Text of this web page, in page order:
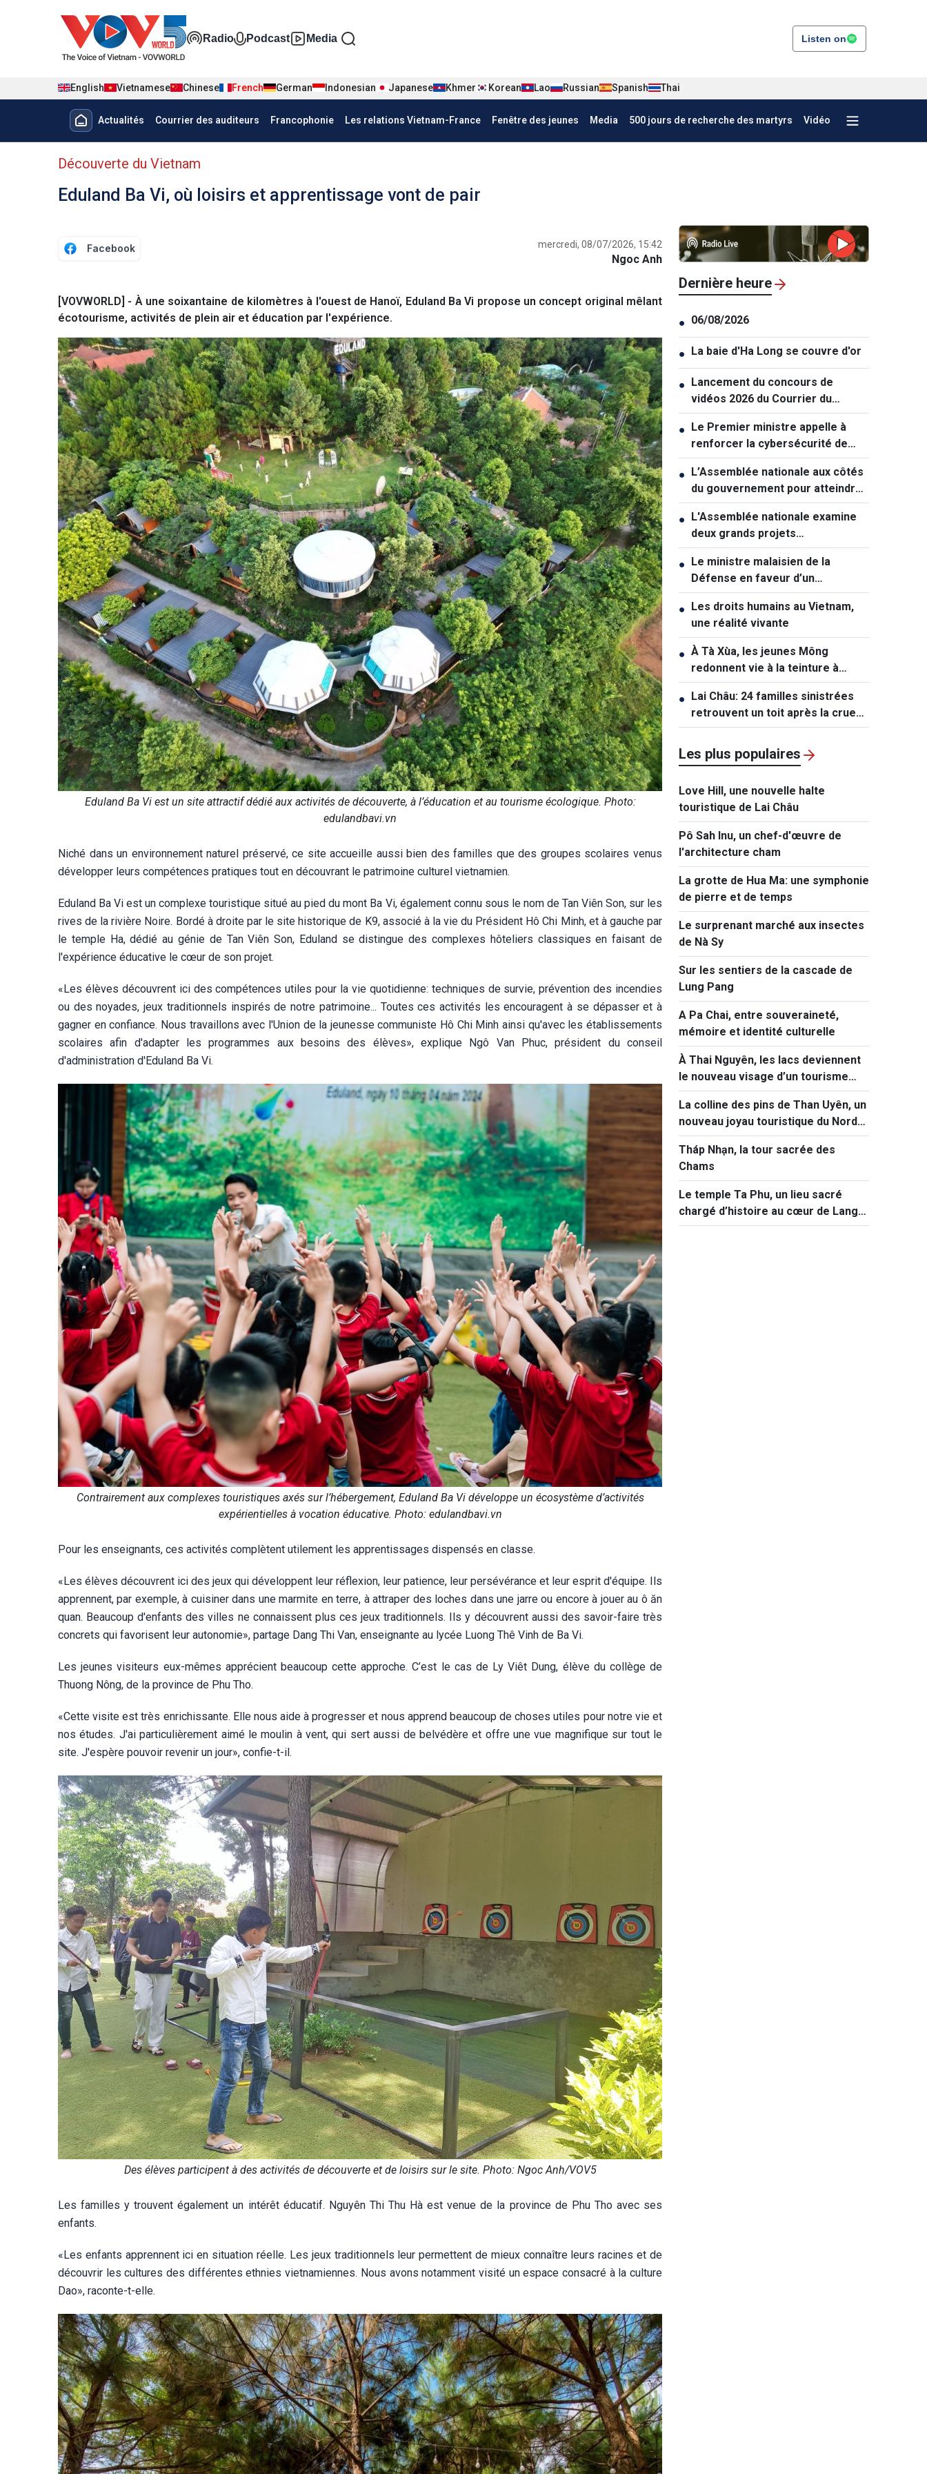
Đa phương tiện tiếng Pháp
Radio Podcast Media Listen on
English Vietnamese Chinese French German Indonesian Japanese Khmer Korean Lao Russian Spanish Thai
Menu trang chủ tiếng Pháp
Actualités Courrier des auditeurs Francophonie Les relations Vietnam-France Fenêtre des jeunes Media 500 jours de recherche des martyrs Vidéo
menu phụ tiếng Pháp
Découverte du Vietnam
Eduland Ba Vi, où loisirs et apprentissage vont de pair
Facebook mercredi, 08/07/2026, 15:42
Ngoc Anh
[VOVWORLD] - À une soixantaine de kilomètres à l'ouest de Hanoï, Eduland Ba Vi propose un concept original mêlant
écotourisme, activités de plein air et éducation par l'expérience.
Eduland Ba Vi est un site attractif dédié aux activités de découverte, à l’éducation et au tourisme écologique. Photo:
edulandbavi.vn
Niché dans un environnement naturel préservé, ce site accueille aussi bien des familles que des groupes scolaires venus
développer leurs compétences pratiques tout en découvrant le patrimoine culturel vietnamien.
Eduland Ba Vi est un complexe touristique situé au pied du mont Ba Vi, également connu sous le nom de Tan Viên Son, sur les
rives de la rivière Noire. Bordé à droite par le site historique de K9, associé à la vie du Président Hô Chi Minh, et à gauche par
le temple Ha, dédié au génie de Tan Viên Son, Eduland se distingue des complexes hôteliers classiques en faisant de
l'expérience éducative le cœur de son projet.
«Les élèves découvrent ici des compétences utiles pour la vie quotidienne: techniques de survie, prévention des incendies
ou des noyades, jeux traditionnels inspirés de notre patrimoine... Toutes ces activités les encouragent à se dépasser et à
gagner en confiance. Nous travaillons avec l'Union de la jeunesse communiste Hô Chi Minh ainsi qu'avec les établissements
scolaires afin d'adapter les programmes aux besoins des élèves», explique Ngô Van Phuc, président du conseil
d'administration d'Eduland Ba Vi.
Contrairement aux complexes touristiques axés sur l’hébergement, Eduland Ba Vi développe un écosystème d’activités
expérientielles à vocation éducative. Photo: edulandbavi.vn
Pour les enseignants, ces activités complètent utilement les apprentissages dispensés en classe.
«Les élèves découvrent ici des jeux qui développent leur réflexion, leur patience, leur persévérance et leur esprit d'équipe. Ils
apprennent, par exemple, à cuisiner dans une marmite en terre, à attraper des loches dans une jarre ou encore à jouer au ô ăn
quan. Beaucoup d'enfants des villes ne connaissent plus ces jeux traditionnels. Ils y découvrent aussi des savoir-faire très
concrets qui favorisent leur autonomie», partage Dang Thi Van, enseignante au lycée Luong Thê Vinh de Ba Vi.
Les jeunes visiteurs eux-mêmes apprécient beaucoup cette approche. C’est le cas de Ly Viêt Dung, élève du collège de
Thuong Nông, de la province de Phu Tho.
«Cette visite est très enrichissante. Elle nous aide à progresser et nous apprend beaucoup de choses utiles pour notre vie et
nos études. J'ai particulièrement aimé le moulin à vent, qui sert aussi de belvédère et offre une vue magnifique sur tout le
site. J'espère pouvoir revenir un jour», confie-t-il.
Des élèves participent à des activités de découverte et de loisirs sur le site. Photo: Ngoc Anh/VOV5
Les familles y trouvent également un intérêt éducatif. Nguyên Thi Thu Hà est venue de la province de Phu Tho avec ses
enfants.
«Les enfants apprennent ici en situation réelle. Les jeux traditionnels leur permettent de mieux connaître leurs racines et de
découvrir les cultures des différentes ethnies vietnamiennes. Nous avons notamment visité un espace consacré à la culture
Dao», raconte-t-elle.
Dernière heure
● 06/08/2026
● La baie d'Ha Long se couvre d'or
● Lancement du concours de
vidéos 2026 du Courrier du
Vietnam: "La paix et la jeunesse"
● Le Premier ministre appelle à
renforcer la cybersécurité de
manière coordonnée
● L’Assemblée nationale aux côtés
du gouvernement pour atteindre
une croissance à deux chiffres
● L'Assemblée nationale examine
deux grands projets
d'infrastructures pour soutenir la
croissance
● Le ministre malaisien de la
Défense en faveur d’un
rapprochement avec le Vietnam
● Les droits humains au Vietnam,
une réalité vivante
● À Tà Xùa, les jeunes Mông
redonnent vie à la teinture à
l’indigo
● Lai Châu: 24 familles sinistrées
retrouvent un toit après la crue
de Muong Than
Les plus populaires
Love Hill, une nouvelle halte
touristique de Lai Châu
Pô Sah Inu, un chef-d'œuvre de
l'architecture cham
La grotte de Hua Ma: une symphonie
de pierre et de temps
Le surprenant marché aux insectes
de Nà Sy
Sur les sentiers de la cascade de
Lung Pang
A Pa Chai, entre souveraineté,
mémoire et identité culturelle
À Thai Nguyên, les lacs deviennent
le nouveau visage d’un tourisme
vert et immersif
La colline des pins de Than Uyên, un
nouveau joyau touristique du Nord-
Ouest
Tháp Nhạn, la tour sacrée des
Chams
Le temple Ta Phu, un lieu sacré
chargé d’histoire au cœur de Lang
Son